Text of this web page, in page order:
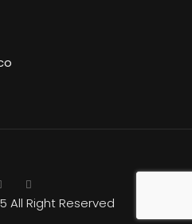
All Right Reserved